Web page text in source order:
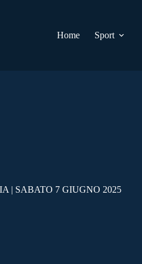
Home
Sport
| SABATO 7 GIUGNO 2025